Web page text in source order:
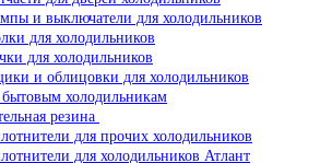
и выключатели для холодильников
для холодильников
для холодильников
и облицовки для холодильников
холодильникам
резина
для прочих холодильников
для холодильников Атлант